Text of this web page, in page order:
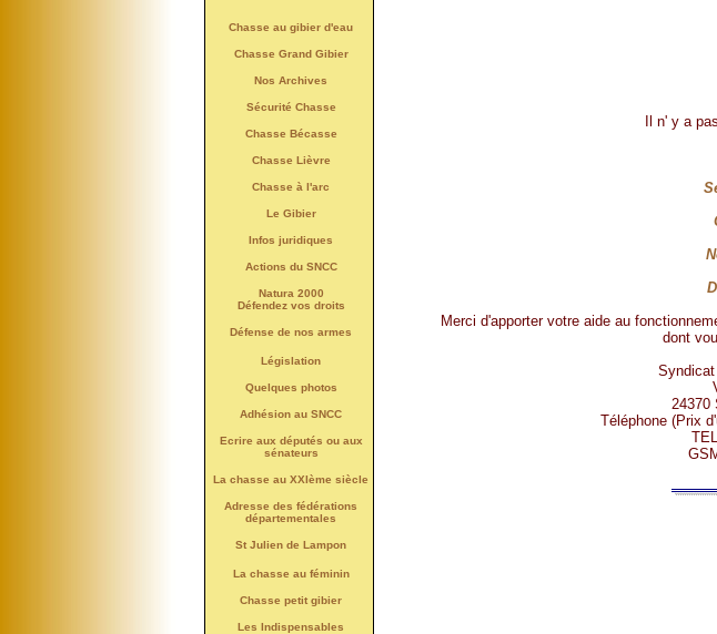
Chasse au gibier d'eau
Chasse Grand Gibier
Nos Archives
Sécurité Chasse
Chasse Bécasse
Chasse Lièvre
Chasse à l'arc
Le Gibier
Infos juridiques
Actions du SNCC
Natura 2000
Défendez vos droits
Défense de nos armes
Législation
Quelques photos
Adhésion au SNCC
Ecrire aux députés ou aux
sénateurs
La chasse au XXIème siècle
Adresse des fédérations
départementales
St Julien de Lampon
La chasse au féminin
Chasse petit gibier
Les Indispensables
Il n' y a
Merci d'apporter votre aide au
dont
24370
Téléphone (Prix